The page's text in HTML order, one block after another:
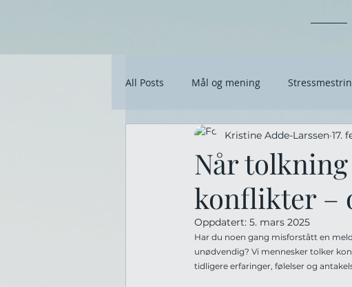
All Posts Mål og mening
Bevisste valg og økonomisk frihet
Når
konflikter –
Kristine Adde-Larssen 17.
Oppdatert: 5. mars 2025
Har du noen gang misforstått en
unødvendig? Vi mennesker tolker
tidligere erfaringer, følelser og